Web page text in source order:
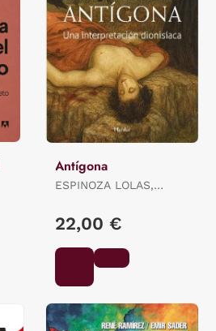
Antígona
ESPINOZA LOLAS,
22,00 €